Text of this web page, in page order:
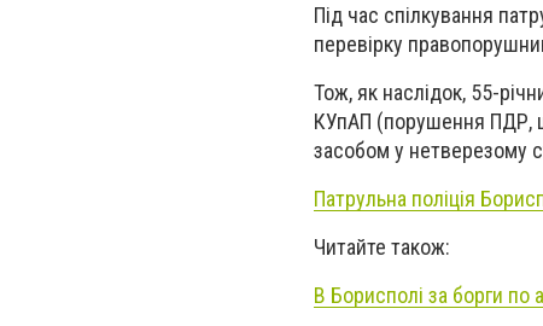
Під час спілкування
перевірку
Тож, як наслідок, 55-
КУпАП (порушення ПДР,
засобом у нетверезому
Патрульна поліція
Читайте також:
В Борисполі за борги по